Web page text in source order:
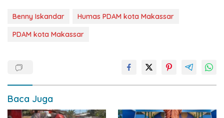
Benny Iskandar
Humas PDAM kota Makassar
PDAM kota Makassar
Baca Juga